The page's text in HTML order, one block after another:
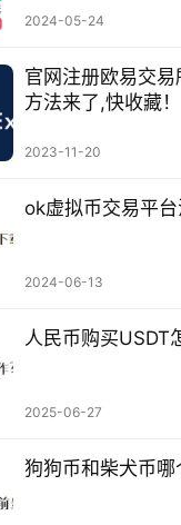
2024-05-24
官网注册欧易交
方法来了,快收藏！
2023-11-20
ok虚拟币交易平
2024-06-13
人民币购买USDT
2025-06-27
狗狗币和柴犬币哪